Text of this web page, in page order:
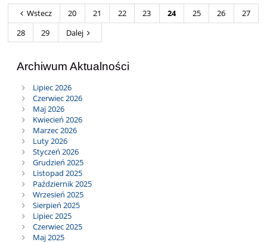
Wstecz 20 21 22 23 24 25 26
27
28
29 Dalej
Archiwum Aktualności
Lipiec 2026
Czerwiec 2026
Maj 2026
Kwiecień 2026
Marzec 2026
Luty 2026
Styczeń 2026
Grudzień 2025
Listopad 2025
Październik 2025
Wrzesień 2025
Sierpień 2025
Lipiec 2025
Czerwiec 2025
Maj 2025